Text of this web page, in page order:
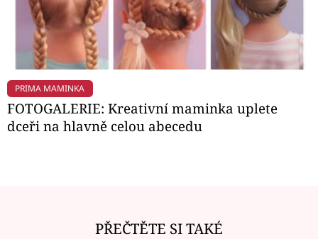
Přihlášení
Sledujte nás
PRIMA MAMINKA
FOTOGALERIE: Kreativní maminka uplete
dceři na hlavně celou abecedu
PŘEČTĚTE SI TAKÉ